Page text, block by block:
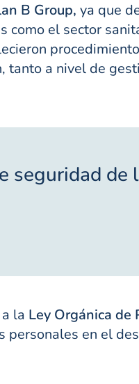
B Group, ya que
el sector
tanto a nivel de
seguridad de
la Ley Orgánica de
en el